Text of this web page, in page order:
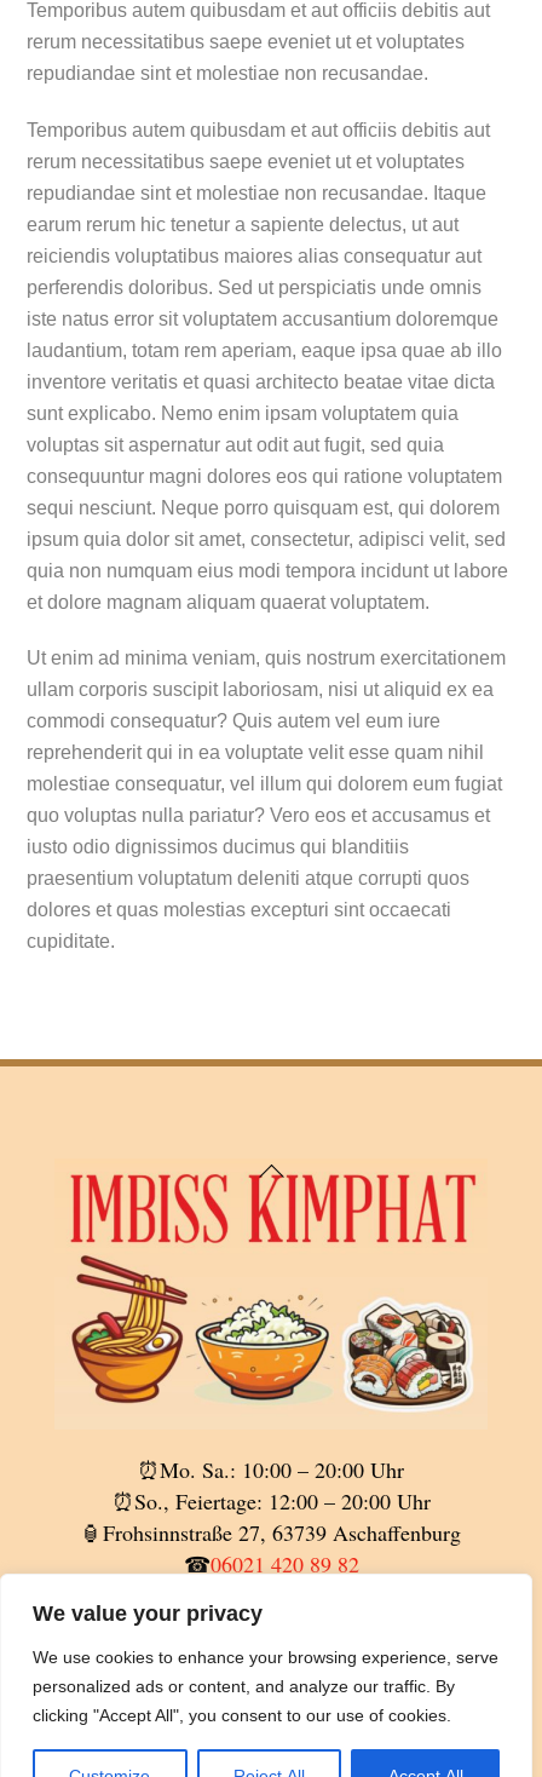
We value your privacy
We use cookies to enhance your browsing experience, serve
personalized ads or content, and analyze our traffic. By
clicking "Accept All", you consent to our use of cookies.
Temporibus autem quibusdam et aut officiis debitis aut
rerum necessitatibus saepe eveniet ut et voluptates
repudiandae sint et molestiae non recusandae.
Temporibus autem quibusdam et aut officiis debitis aut
rerum necessitatibus saepe eveniet ut et voluptates
repudiandae sint et molestiae non recusandae. Itaque
earum rerum hic tenetur a sapiente delectus, ut aut
reiciendis voluptatibus maiores alias consequatur aut
perferendis doloribus. Sed ut perspiciatis unde omnis
iste natus error sit voluptatem accusantium doloremque
laudantium, totam rem aperiam, eaque ipsa quae ab illo
inventore veritatis et quasi architecto beatae vitae dicta
sunt explicabo. Nemo enim ipsam voluptatem quia
voluptas sit aspernatur aut odit aut fugit, sed quia
consequuntur magni dolores eos qui ratione voluptatem
sequi nesciunt. Neque porro quisquam est, qui dolorem
ipsum quia dolor sit amet, consectetur, adipisci velit, sed
quia non numquam eius modi tempora incidunt ut labore
et dolore magnam aliquam quaerat voluptatem.
Ut enim ad minima veniam, quis nostrum exercitationem
ullam corporis suscipit laboriosam, nisi ut aliquid ex ea
commodi consequatur? Quis autem vel eum iure
reprehenderit qui in ea voluptate velit esse quam nihil
molestiae consequatur, vel illum qui dolorem eum fugiat
quo voluptas nulla pariatur? Vero eos et accusamus et
iusto odio dignissimos ducimus qui blanditiis
praesentium voluptatum deleniti atque corrupti quos
dolores et quas molestias excepturi sint occaecati
cupiditate.
Back
To
Top
⏰Mo. Sa.: 10:00 – 20:00 Uhr
⏰So., Feiertage: 12:00 – 20:00 Uhr
🏮Frohsinnstraße 27, 63739 Aschaffenburg
☎06021 420 89 82
📝sunflower.tea.de@gmail.com
🥡Nur zum Mitnehmen
© Imbiss KimPhat2026